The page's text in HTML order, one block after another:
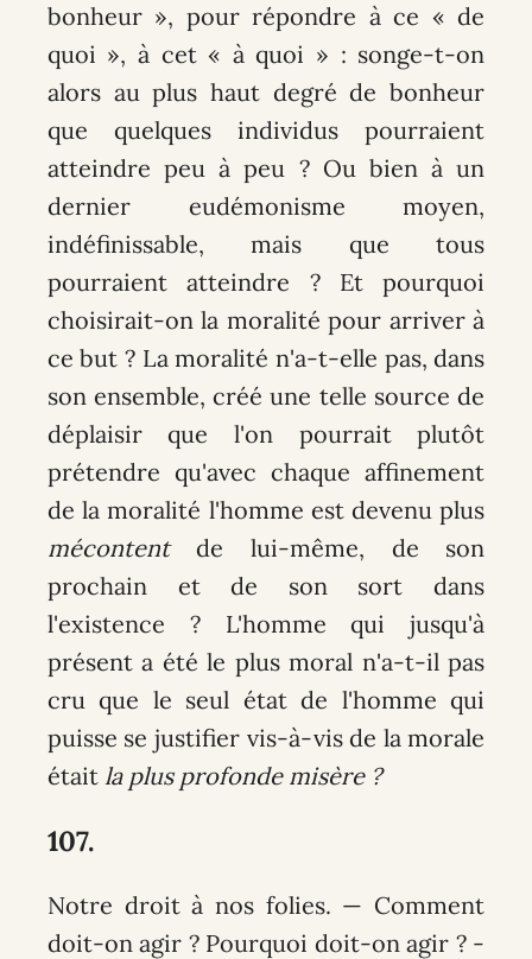
bonheur », pour répondre à ce « de
quoi », à cet « à quoi » : songe-t-on
alors au plus haut degré de bonheur
que quelques individus pourraient
atteindre peu à peu ? Ou bien à un
dernier eudémonisme moyen,
indéfinissable, mais que tous
pourraient atteindre ? Et pourquoi
choisirait-on la moralité pour arriver à
ce but ? La moralité n'a-t-elle pas, dans
son ensemble, créé une telle source de
déplaisir que l'on pourrait plutôt
prétendre qu'avec chaque affinement
de la moralité l'homme est devenu plus
mécontentde lui-même, de son
prochain et de son sort dans
l'existence ? L'homme qui jusqu'à
présent a été le plus moral n'a-t-il pas
cru que le seul état de l'homme qui
puisse se justifier vis-à-vis de la morale
était la plus profonde misère ?
107.
Notre droit à nos folies. — Comment
doit-on agir ? Pourquoi doit-on agir ? -